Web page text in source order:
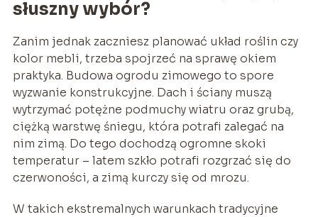
słuszny wybór?
Zanim jednak zaczniesz planować układ roślin czy
kolor mebli, trzeba spojrzeć na sprawę okiem
praktyka. Budowa ogrodu zimowego to spore
wyzwanie konstrukcyjne. Dach i ściany muszą
wytrzymać potężne podmuchy wiatru oraz grubą,
ciężką warstwę śniegu, która potrafi zalegać na
nim zimą. Do tego dochodzą ogromne skoki
temperatur – latem szkło potrafi rozgrzać się do
czerwoności, a zimą kurczy się od mrozu.
W takich ekstremalnych warunkach tradycyjne